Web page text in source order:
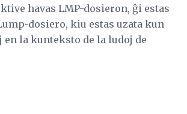
havas LMP-dosieron, ĝi estas
dosiero, kiu estas uzata kun
la kunteksto de la ludoj de